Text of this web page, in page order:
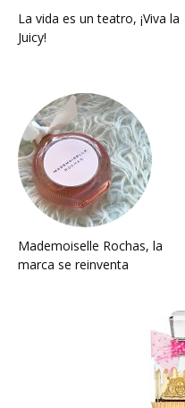
La vida es un teatro, ¡Viva la
Juicy!
Mademoiselle Rochas, la
marca se reinventa